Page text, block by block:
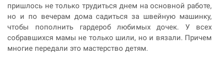
пришлось не только трудиться днем на основной работе,
но и по вечерам дома садиться за швейную машинку,
чтобы пополнить гардероб любимых дочек. У всех
собравшихся мамы не только шили, но и вязали. Причем
многие передали это мастерство детям.